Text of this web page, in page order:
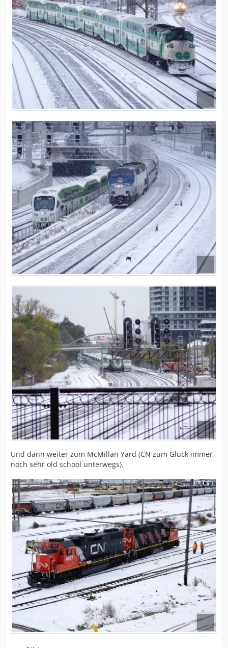
Und dann weiter zum McMillan Yard (CN zum Glück immer
noch sehr old school unterwegs).